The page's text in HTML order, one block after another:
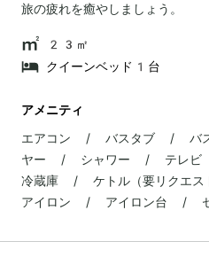
旅の疲れを癒やしましょう。
23㎡
クイーンベッド1台
アメニティ
エアコン / バスタブ / バ
ヤー / シャワー / テレビ
冷蔵庫 / ケトル（要リク
アイロン / アイロン台 / セ